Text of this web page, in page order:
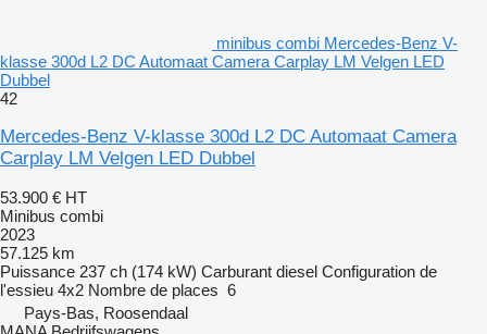
minibus combi Mercedes-Benz V-
klasse 300d L2 DC Automaat Camera Carplay LM Velgen LED
Dubbel
42
Mercedes-Benz V-klasse 300d L2 DC Automaat Camera
Carplay LM Velgen LED Dubbel
53.900 € HT
Minibus combi
2023
57.125 km
Puissance 237 ch (174 kW) Carburant diesel Configuration de
l'essieu 4x2 Nombre de places 6
Pays-Bas, Roosendaal